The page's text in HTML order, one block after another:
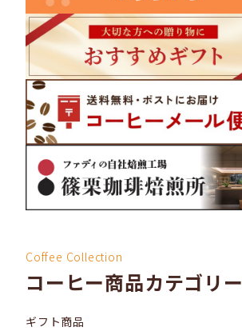
Coffee Collection
コーヒー商品カテゴリー
ギフト商品